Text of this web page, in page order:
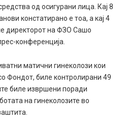
од осигурани лица. Кај 8
констатирано е тоа, а кај 4
директорот на ФЗО Сашо
конференција.
матични гинеколози кои
Фондот, биле контролирани 49
биле извршени поради
на гинеколозите во